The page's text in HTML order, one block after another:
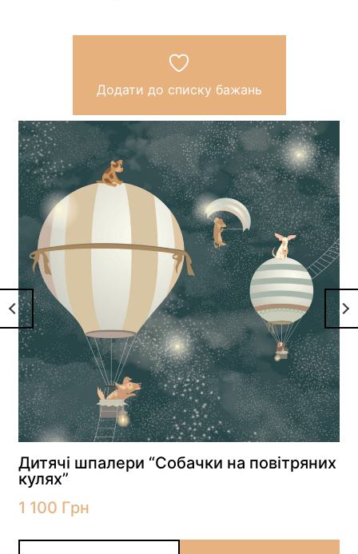
Додати до списку бажань
Дитячі шпалери “Собачки на повітряних
кулях”
1 100 Грн